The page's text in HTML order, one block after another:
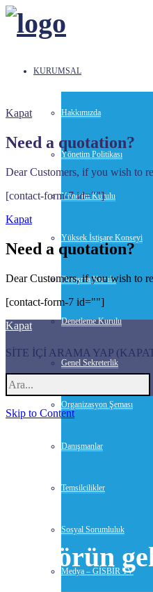
KURUMSAL
Hakkımızda
Yönetim Politikası
Yönetim Kurulu
Yüksek İstişare Konseyi
Danışma Kurulu
Denetleme Kurulu
Genel Sekreterlik
Organizasyon Şeması
Danışmanlar
Temsilcilikler
Sosyal Sorumluluk
Medya – GİSBİR TV
Kapat
Need a quotation?
Dear Customers, if you wish to
[contact-form-7 id=""]
Kapat
Need a quotation?
Dear Customers, if you wish to
[contact-form-7 id=""]
Kapat
SİTE İÇİ ARAMA YAP
Skip to Content
Sektörün